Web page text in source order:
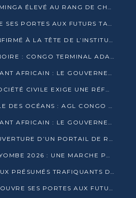
MAIXENT RAOUL OMINGA ÉLEVÉ AU RANG DE CHEVALIER DE L’ORDRE DE L’AMITIÉ ENTRE LA RUSSIE ET LE CONGO
AGL CONGO OUVRE SES PORTES AUX FUTURS TALENTS DE LA LOGISTIQUE
ÉTIENNE PAKA CONFIRMÉ À LA TÊTE DE L’INSTITUT GÉOGRAPHIQUE NATIONAL
PORT DE POINTE-NOIRE : CONGO TERMINAL ADAPTE SON DRAGAGE AUX SABLES BITUMINEUX
JOURNÉE DE L’ENFANT AFRICAIN : LE GOUVERNEMENT RÉAFFIRME SON ENGAGEMENT POUR L’ACCÈS À L’EAU ET À L’ASSAINISSEMENT
FMI–CONGO : LA SOCIÉTÉ CIVILE EXIGE UNE RÉFORME DE LA FISCALITÉ PÉTROLIÈRE
JOURNÉE MONDIALE DES OCÉANS : AGL CONGO MOBILISE SES COLLABORATEURS POUR LA PRÉSERVATION DE LA BIODIVERSITÉ MARINE
JOURNÉE DE L’ENFANT AFRICAIN : LE GOUVERNEMENT MOBILISÉ POUR L’HYGIÈNE DANS LES ORPHELINATS
LCDE DÉMENT L’OUVERTURE D’UN PORTAIL DE RECRUTEMENT ET APPELLE À LA VIGILANCE
TRAVERSÉE DU MAYOMBE 2026 : UNE MARCHE POUR SENSIBILISER ET DÉPISTER AU DIABÈTE
BRACONNAGE : DEUX PRÉSUMÉS TRAFIQUANTS D’HIPPOPOTAME ÉCROUÉS À BRAZZAVILLE
CONGO TERMINAL OUVRE SES PORTES AUX FUTURS INGÉNIEURS DE L’UCAC-ICAM